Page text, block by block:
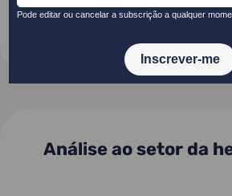
Análise ao setor da